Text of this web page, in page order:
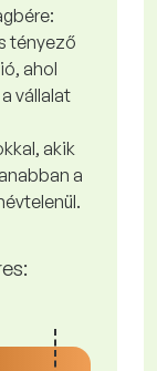
tényező
ahol
vállalat
akik
a